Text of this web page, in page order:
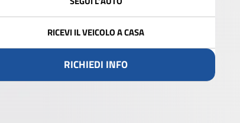
RICEVI IL VEICOLO A CASA
RICHIEDI INFO